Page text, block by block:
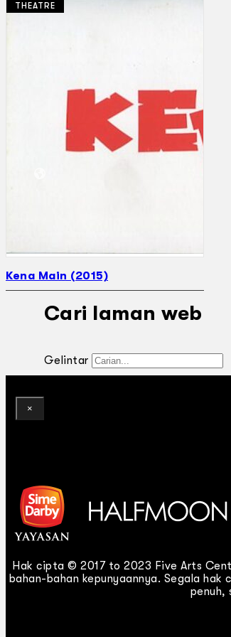
Tarian
Artikel
Penapisan
Sejarah Lisan
Mengenai Kami
Cari laman web
Gelintar
×
THEATRE
Kena Main (2015)
Hak cipta © 2017 to 2023 Five Arts
bahan-bahan kepunyaannya. Segala
penuh,